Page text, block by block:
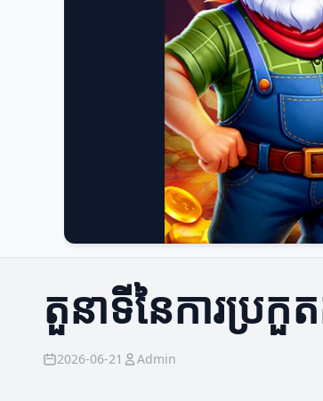
តួនាទីនៃការប្រកួត
2026-06-21 Admin